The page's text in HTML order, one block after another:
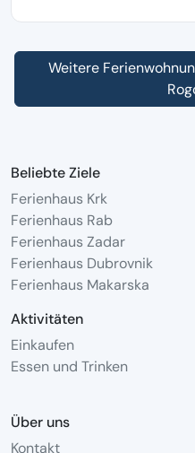
Weitere
Beliebte Ziele
Ferienhaus Krk
Ferienhaus Rab
Ferienhaus Zadar
Ferienhaus Dubrovnik
Ferienhaus Makarska
Aktivitäten
Einkaufen
Essen und Trinken
Über uns
Kontakt